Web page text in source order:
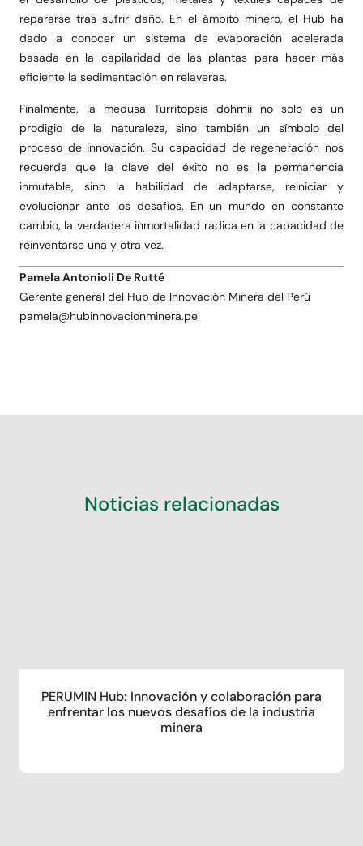
repararse tras sufrir daño. En el ámbito minero, el Hub ha
dado a conocer un sistema de evaporación acelerada
basada en la capilaridad de las plantas para hacer más
eficiente la sedimentación en relaveras.
Finalmente, la medusa Turritopsis dohrnii no solo es un
prodigio de la naturaleza, sino también un símbolo del
proceso de innovación. Su capacidad de regeneración nos
recuerda que la clave del éxito no es la permanencia
inmutable, sino la habilidad de adaptarse, reiniciar y
evolucionar ante los desafíos. En un mundo en constante
cambio, la verdadera inmortalidad radica en la capacidad de
reinventarse una y otra vez.
Pamela Antonioli De Rutté
Gerente general del Hub de Innovación Minera del Perú
pamela@hubinnovacionminera.pe
Noticias relacionadas
PERUMIN Hub: Innovación y colaboración para
enfrentar los nuevos desafíos de la industria
minera